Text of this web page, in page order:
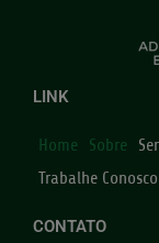
LINK
Home Sobre
Trabalhe Conosco
CONTATO